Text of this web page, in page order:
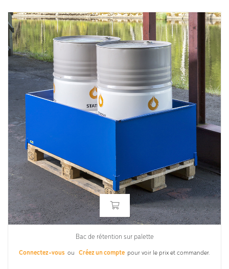
Bac de rétention sur palette
Connectez-vous ou Créez un compte pour voir le prix et commander.